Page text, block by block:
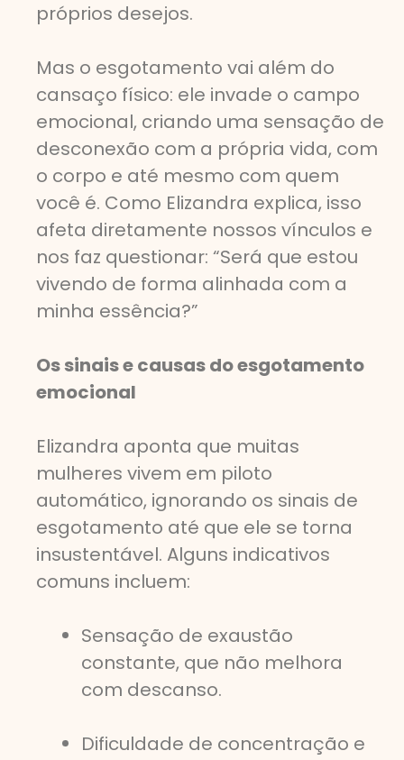
próprios desejos.
Mas o esgotamento vai além do
cansaço físico: ele invade o campo
emocional, criando uma sensação de
desconexão com a própria vida, com
o corpo e até mesmo com quem
você é. Como Elizandra explica, isso
afeta diretamente nossos vínculos e
nos faz questionar: “Será que estou
vivendo de forma alinhada com a
minha essência?”
Os sinais e causas do esgotamento
emocional
Elizandra aponta que muitas
mulheres vivem em piloto
automático, ignorando os sinais de
esgotamento até que ele se torna
insustentável. Alguns indicativos
comuns incluem:
Sensação de exaustão
constante, que não melhora
com descanso.
Dificuldade de concentração e